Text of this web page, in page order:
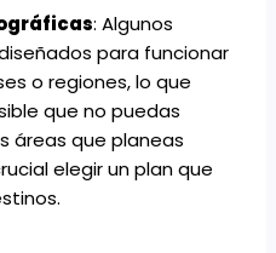
: Algunos
para funcionar
o regiones, lo que
que no puedas
áreas que planeas
elegir un plan que